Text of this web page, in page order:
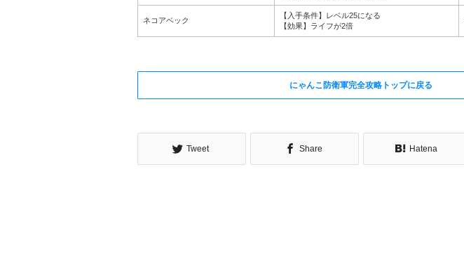
ネコアベック
【入手条件】レベル25になる
【効果】ライフが2倍
にゃんこ防衛軍完全攻略トップに戻る
Tweet Share Hatena